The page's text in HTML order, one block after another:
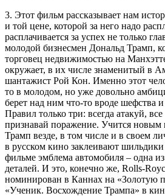
3. Этот фильм рассказывает нам
и той цене, которой за него надо
расплачивается за успех не только
молодой бизнесмен Дональд Трамп,
торговец недвижимостью на
окружает, в их числе знаменитый в
шантажист Рой Кон. Именно этот
то в молодом, но уже довольно
берет над ним что-то вроде шефства
Правил только три: всегда атакуй,
признавай поражение. Учится новым
Трамп везде, в том числе и в своем
в русском кино заклеивают
фильме эмблема автомобиля – одна
деталей. И это, конечно же, Rolls-
номинирован в Каннах на «Золотую
«Ученик. Восхождение Трампа» в